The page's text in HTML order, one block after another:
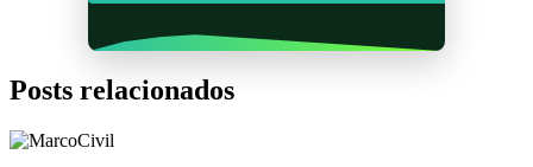
Posts relacionados